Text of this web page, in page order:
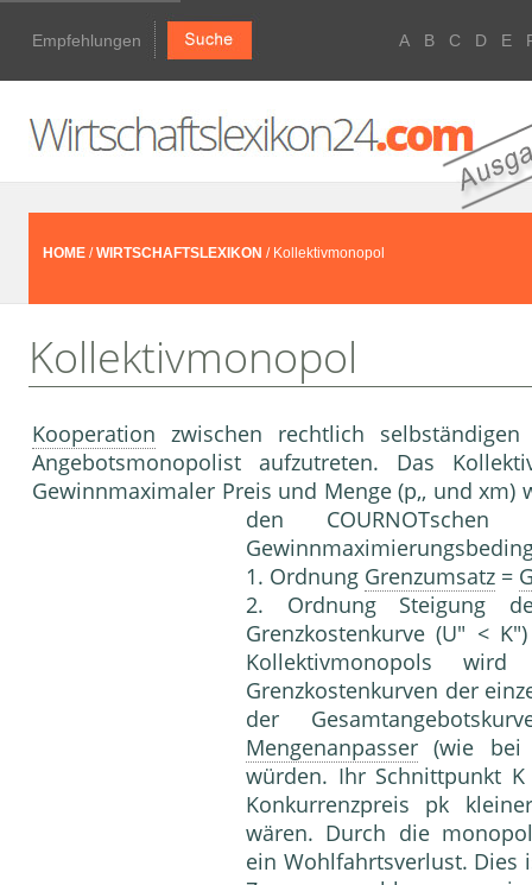
Empfehlungen A B C D E
HOME /WIRTSCHAFTSLEXIKON / Kollektivmonopol
Kollektivmonopol
Kooperation zwischen rechtlich
Angebotsmonopolist aufzutreten. Das
Gewinnmaximaler Preis und Menge (p,, und
den
1. Ordnung Grenzumsatz =
2. Ordnung Steigung
Grenzkostenkurve (U" <
Kollektivmonopols
Grenzkostenkurven der
der
Mengenanpasser (wie
würden. Ihr Schnittpunkt
Konkurrenzpreis pk
wären. Durch die
ein Wohlfahrtsverlust. Dies